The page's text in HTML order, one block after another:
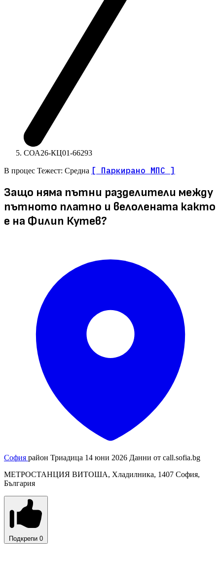
СОА26-КЦ01-66293
В процес Тежест: Средна [ Паркирано МПС ]
Защо няма пътни разделители между
пътното платно и велолената както
е на Филип Кутев?
София район Триадица 14 юни 2026 Данни от call.sofia.bg
МЕТРОСТАНЦИЯ ВИТОША, Хладилника, 1407 София,
България
Подкрепи 0